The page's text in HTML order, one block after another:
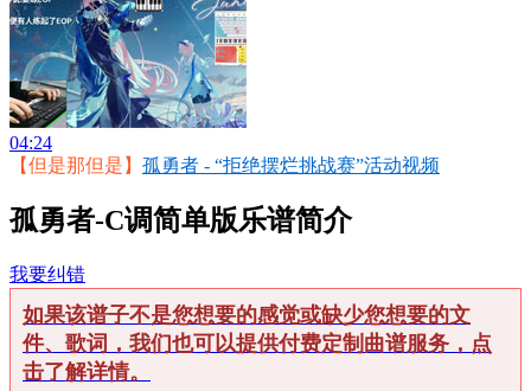
04:24
【但是那但是】 孤勇者 - “拒绝摆烂挑战赛”活动视频
孤勇者-C调简单版乐谱简介
我要纠错
如果该谱子不是您想要的感觉或缺少您想要的文
件、歌词，我们也可以提供付费定制曲谱服务，点
击了解详情。